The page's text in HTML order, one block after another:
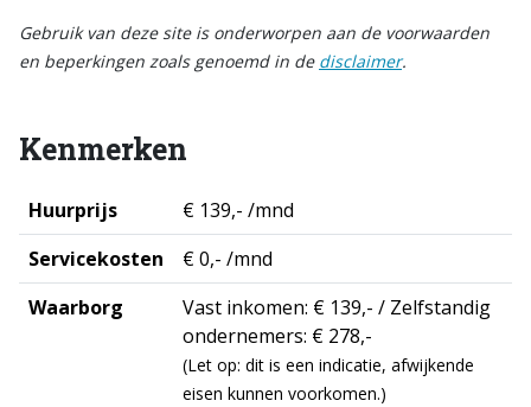
Gebruik van deze site is onderworpen aan de voorwaarden
en beperkingen zoals genoemd in de disclaimer.
Kenmerken
Huurprijs
€ 139,- /mnd
Servicekosten
€ 0,- /mnd
Waarborg
Vast inkomen: € 139,- / Zelfstandig
ondernemers: € 278,-
(Let op: dit is een indicatie, afwijkende
eisen kunnen voorkomen.)